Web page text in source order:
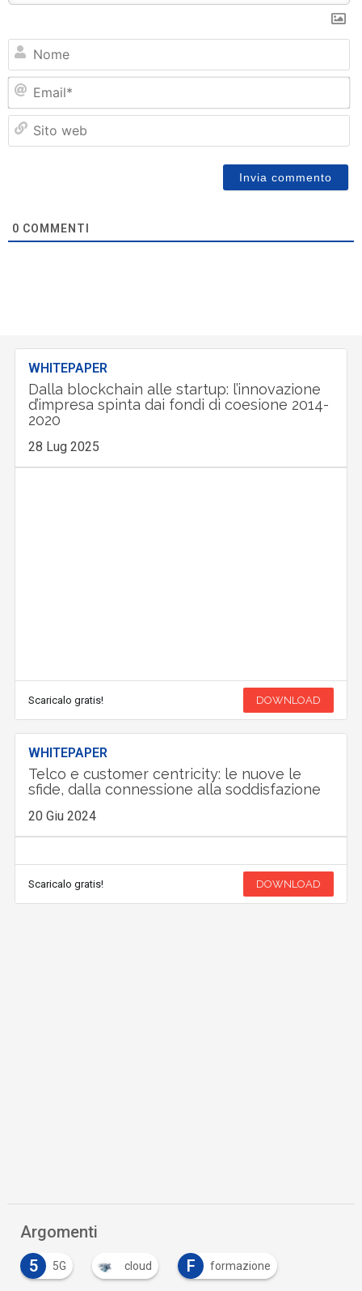
0 COMMENTI
WHITEPAPER
Dalla blockchain alle startup: l’innovazione
d’impresa spinta dai fondi di coesione 2014-
2020
28 Lug 2025
Scaricalo gratis! DOWNLOAD
WHITEPAPER
Telco e customer centricity: le nuove le
sfide, dalla connessione alla soddisfazione
20 Giu 2024